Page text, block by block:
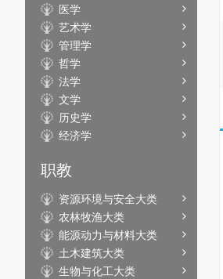
医学
艺术学
管理学
哲学
法学
文学
历史学
经济学
职教
资源环境与安全大类
农林牧渔大类
能源动力与材料大类
土木建筑大类
生物与化工大类